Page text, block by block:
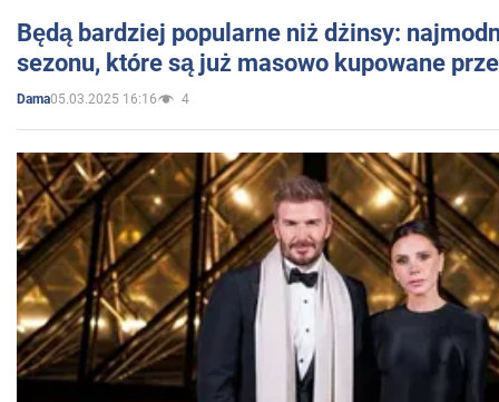
Będą bardziej popularne niż dżinsy:
sezonu, które są już masowo kupowane
Dama05.03.2025 16:16 4